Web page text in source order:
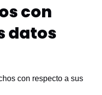
con
datos
con respecto a sus